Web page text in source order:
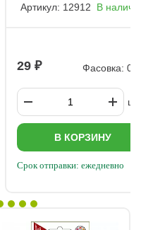
Ранняя красавица
Артикул: 12912 В
29 Фасовка: 0,5
шт.
В КОРЗИНУ
Срок отправки: ежедневно